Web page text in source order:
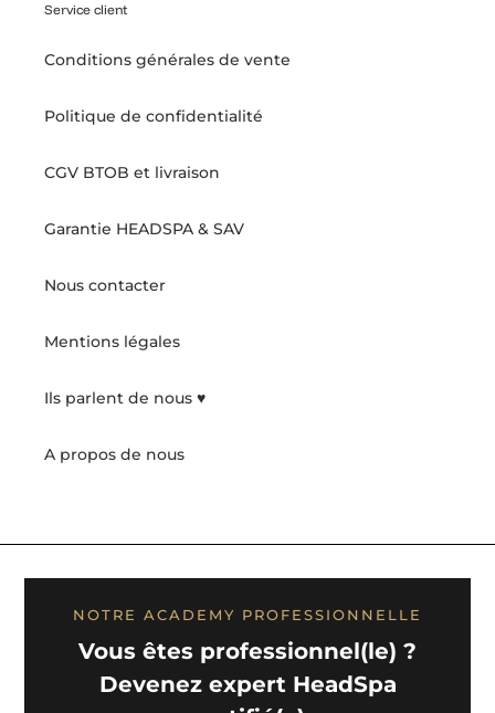
Service client
Conditions générales de vente
Politique de confidentialité
CGV BTOB et livraison
Garantie HEADSPA & SAV
Nous contacter
Mentions légales
Ils parlent de nous ♥️
A propos de nous
NOTRE ACADEMY PROFESSIONNELLE
Vous êtes professionnel(le) ?
Devenez expert HeadSpa